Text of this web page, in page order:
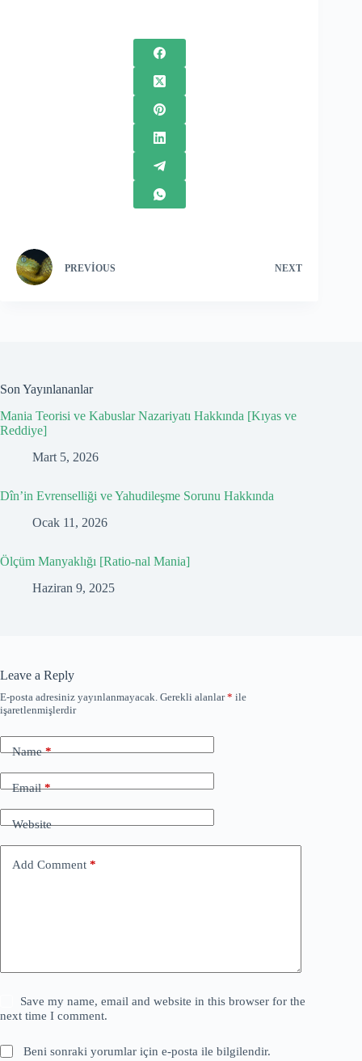
PREVIOUS NEXT
Son Yayınlananlar
Mania Teorisi ve Kabuslar Nazariyatı Hakkında [Kıyas ve
Reddiye]
Mart 5, 2026
Dîn’in Evrenselliği ve Yahudileşme Sorunu Hakkında
Ocak 11, 2026
Ölçüm Manyaklığı [Ratio-nal Mania]
Haziran 9, 2025
Leave a Reply
E-posta adresiniz yayınlanmayacak. Gerekli alanlar* ile
işaretlenmişlerdir
Name*
Email*
Website
Add Comment *
Save my name, email and website in this browser for the
next time I comment.
Beni sonraki yorumlar için e-posta ile bilgilendir.